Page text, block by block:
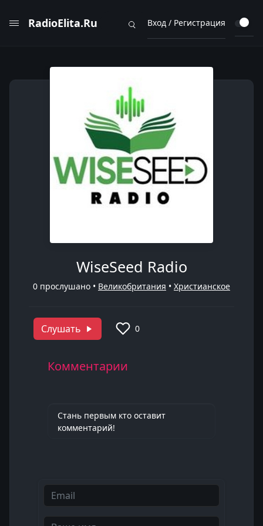
RadioElita.Ru Вход / Регистрация
WiseSeed Radio
0 прослушано • Великобритания • Христианское
Слушать 0
Комментарии
Стань первым кто оставит
комментарий!